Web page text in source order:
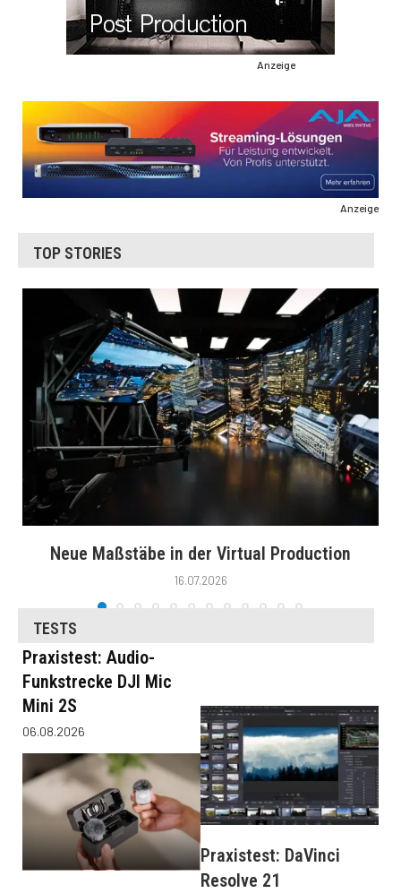
Anzeige
Anzeige
TOP STORIES
Neue Maßstäbe in der Virtual Production
16.07.2026
TESTS
Praxistest: Audio-
Funkstrecke DJI Mic
Mini 2S
06.08.2026
Praxistest: DaVinci
Resolve 21